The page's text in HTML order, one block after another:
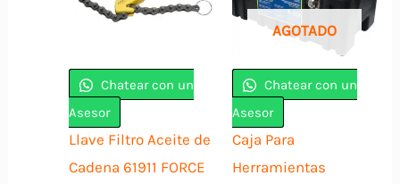
Chatear con un
Asesor
Llave Filtro Aceite de
Cadena 61911 FORCE
AGOTADO
Chatear con un
Asesor
Caja Para
Herramientas